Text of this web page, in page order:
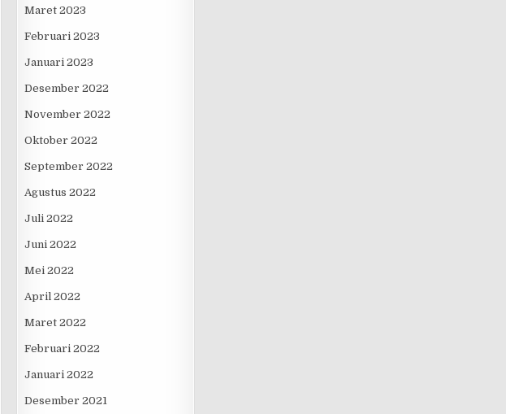
Maret 2023
Februari 2023
Januari 2023
Desember 2022
November 2022
Oktober 2022
September 2022
Agustus 2022
Juli 2022
Juni 2022
Mei 2022
April 2022
Maret 2022
Februari 2022
Januari 2022
Desember 2021